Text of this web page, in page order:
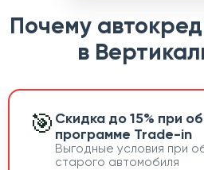
Почему
в
🎯 Скидка до 15% при
программе Trade-in
Выгодные условия при
старого автомобиля